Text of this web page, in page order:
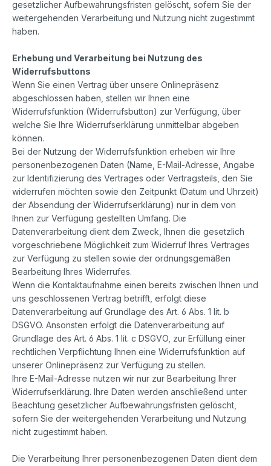
gesetzlicher Aufbewahrungsfristen gelöscht, sofern Sie der
weitergehenden Verarbeitung und Nutzung nicht zugestimmt
haben.
Erhebung und Verarbeitung bei Nutzung des
Widerrufsbuttons
Wenn Sie einen Vertrag über unsere Onlinepräsenz
abgeschlossen haben, stellen wir Ihnen eine
Widerrufsfunktion (Widerrufsbutton) zur Verfügung, über
welche Sie Ihre Widerrufserklärung unmittelbar abgeben
können.
Bei der Nutzung der Widerrufsfunktion erheben wir Ihre
personenbezogenen Daten (Name, E-Mail-Adresse, Angabe
zur Identifizierung des Vertrages oder Vertragsteils, den Sie
widerrufen möchten sowie den Zeitpunkt (Datum und Uhrzeit)
der Absendung der Widerrufserklärung) nur in dem von
Ihnen zur Verfügung gestellten Umfang. Die
Datenverarbeitung dient dem Zweck, Ihnen die gesetzlich
vorgeschriebene Möglichkeit zum Widerruf Ihres Vertrages
zur Verfügung zu stellen sowie der ordnungsgemäßen
Bearbeitung Ihres Widerrufes.
Wenn die Kontaktaufnahme einen bereits zwischen Ihnen und
uns geschlossenen Vertrag betrifft, erfolgt diese
Datenverarbeitung auf Grundlage des Art. 6 Abs. 1 lit. b
DSGVO. Ansonsten erfolgt die Datenverarbeitung auf
Grundlage des Art. 6 Abs. 1 lit. c DSGVO, zur Erfüllung einer
rechtlichen Verpflichtung Ihnen eine Widerrufsfunktion auf
unserer Onlinepräsenz zur Verfügung zu stellen.
Ihre E-Mail-Adresse nutzen wir nur zur Bearbeitung Ihrer
Widerrufserklärung. Ihre Daten werden anschließend unter
Beachtung gesetzlicher Aufbewahrungsfristen gelöscht,
sofern Sie der weitergehenden Verarbeitung und Nutzung
nicht zugestimmt haben.
Die Verarbeitung Ihrer personenbezogenen Daten dient dem